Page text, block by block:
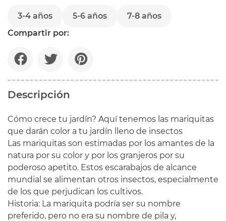
3-4 años 5-6 años
7-8 años
Compartir por:
Descripción
Cómo crece tu jardín? Aquí tenemos las mariquitas
que darán color a tu jardín lleno de insectos
Las mariquitas son estimadas por los amantes de la
natura por su color y por los granjeros por su
poderoso apetito. Estos escarabajos de alcance
mundial se alimentan otros insectos, especialmente
de los que perjudican los cultivos.
Historia: La mariquita podría ser su nombre
preferido, pero no era su nombre de pila y,